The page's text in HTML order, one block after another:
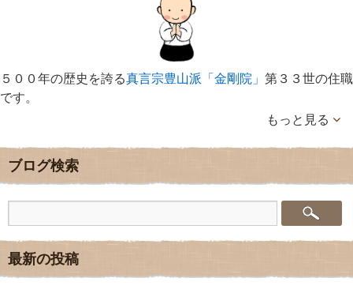
５００年の歴史を誇る真言宗豊山派「金剛院」 第３３世の住職
です。
もっと見る
ブログ検索
最新の投稿